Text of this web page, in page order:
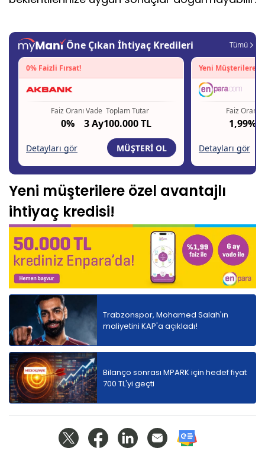
Yeni müşterilere özel avantajlı
ihtiyaç kredisi!
Trabzonspor, Mohamed Salah'ın
maliyetini KAP'a açıkladı!
Bilanço sonrası MPARK için hedef fiyat
700 TL'yi geçti